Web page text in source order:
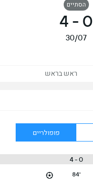
הסתיים
0
-
4
30/07
ראש בראש
פופולריים
0 - 4
84'